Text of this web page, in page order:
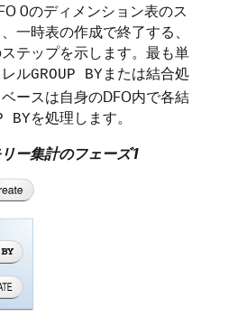
0のディメンション表のス
一時表の作成で終了する、
テップを示します。最も単
ルGROUP BY または結合処
ースは自身のDFO内で各結
BYを処理します。
ー集計のフェーズ1